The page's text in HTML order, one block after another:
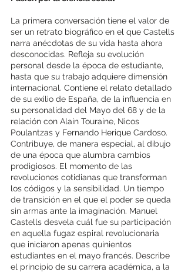
La primera conversación tiene el valor de
ser un retrato biográfico en el que Castells
narra anécdotas de su vida hasta ahora
desconocidas. Refleja su evolución
personal desde la época de estudiante,
hasta que su trabajo adquiere dimensión
internacional. Contiene el relato detallado
de su exilio de España, de la influencia en
su personalidad del Mayo del 68 y de la
relación con Alain Touraine, Nicos
Poulantzas y Fernando Herique Cardoso.
Contribuye, de manera especial, al dibujo
de una época que alumbra cambios
prodigiosos. El momento de las
revoluciones cotidianas que transforman
los códigos y la sensibilidad. Un tiempo
de transición en el que el poder se queda
sin armas ante la imaginación. Manuel
Castells desvela cuál fue su participación
en aquella fugaz espiral revolucionaria
que iniciaron apenas quinientos
estudiantes en el mayo francés. Describe
el principio de su carrera académica, a la